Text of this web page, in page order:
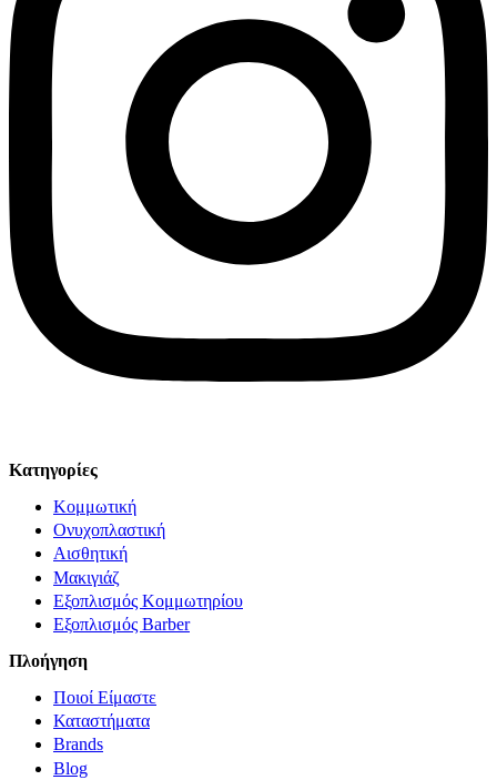
Κατηγορίες
Κομμωτική
Ονυχοπλαστική
Αισθητική
Μακιγιάζ
Εξοπλισμός Κομμωτηρίου
Εξοπλισμός Barber
Πλοήγηση
Ποιοί Είμαστε
Καταστήματα
Brands
Blog